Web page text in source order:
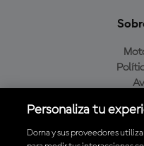
Personaliza tu
Dorna y sus proveedores